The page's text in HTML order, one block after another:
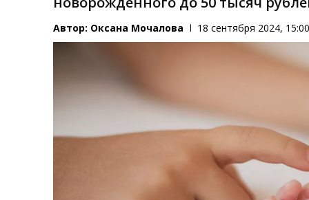
Автор: Оксана Мочалова 18 сентября 2024,